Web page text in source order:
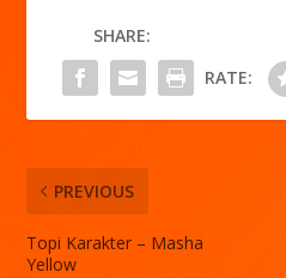
SHARE:
RATE:
PREVIOUS
Topi Karakter – Masha
Yellow